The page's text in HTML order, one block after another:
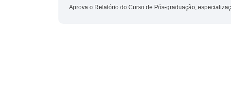
Aprova o Relatório do Curso de Pós-graduação,